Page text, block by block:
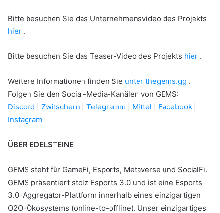
Bitte besuchen Sie das Unternehmensvideo des Projekts
hier .
Bitte besuchen Sie das Teaser-Video des Projekts hier .
Weitere Informationen finden Sie unter thegems.gg .
Folgen Sie den Social-Media-Kanälen von GEMS:
Discord
Zwitschern Telegramm Mittel Facebook
Instagram
ÜBER EDELSTEINE
GEMS steht für GameFi, Esports, Metaverse und SocialFi.
GEMS präsentiert stolz Esports 3.0 und ist eine Esports
3.0-Aggregator-Plattform innerhalb eines einzigartigen
O2O-Ökosystems (online-to-offline). Unser einzigartiges